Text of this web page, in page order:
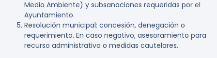
Medio Ambiente) y subsanaciones requeridas por el
Ayuntamiento.
Resolución municipal: concesión, denegación o
requerimiento. En caso negativo, asesoramiento para
recurso administrativo o medidas cautelares.